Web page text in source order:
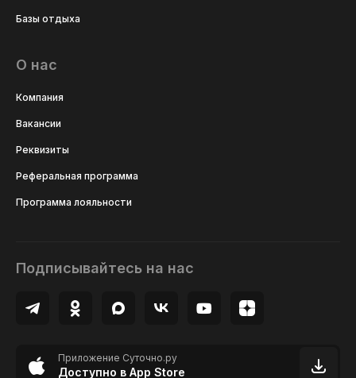
Базы отдыха
О нас
Компания
Вакансии
Реквизиты
Реферальная программа
Программа лояльности
Подписывайтесь на нас
Приложение Суточно.ру
Доступно в App Store